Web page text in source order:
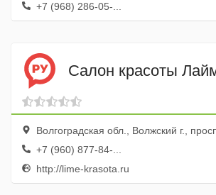
+7 (968) 286-05-...
Салон красоты
Волгоградская обл., Волжский г., просп.
+7 (960) 877-84-...
http://lime-krasota.ru